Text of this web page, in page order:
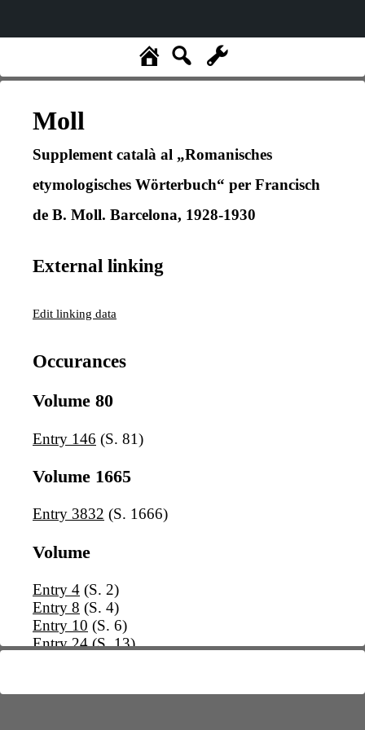
Moll
Supplement català al „Romanisches
etymologisches Wörterbuch“ per Francisch
de B. Moll. Barcelona, 1928-1930
External linking
Edit linking data
Occurances
Volume 80
Entry 146 (S. 81)
Volume 1665
Entry 3832 (S. 1666)
Volume
Entry 4 (S. 2)
Entry 8 (S. 4)
Entry 10 (S. 6)
Entry 24(S. 13)
Entry 66